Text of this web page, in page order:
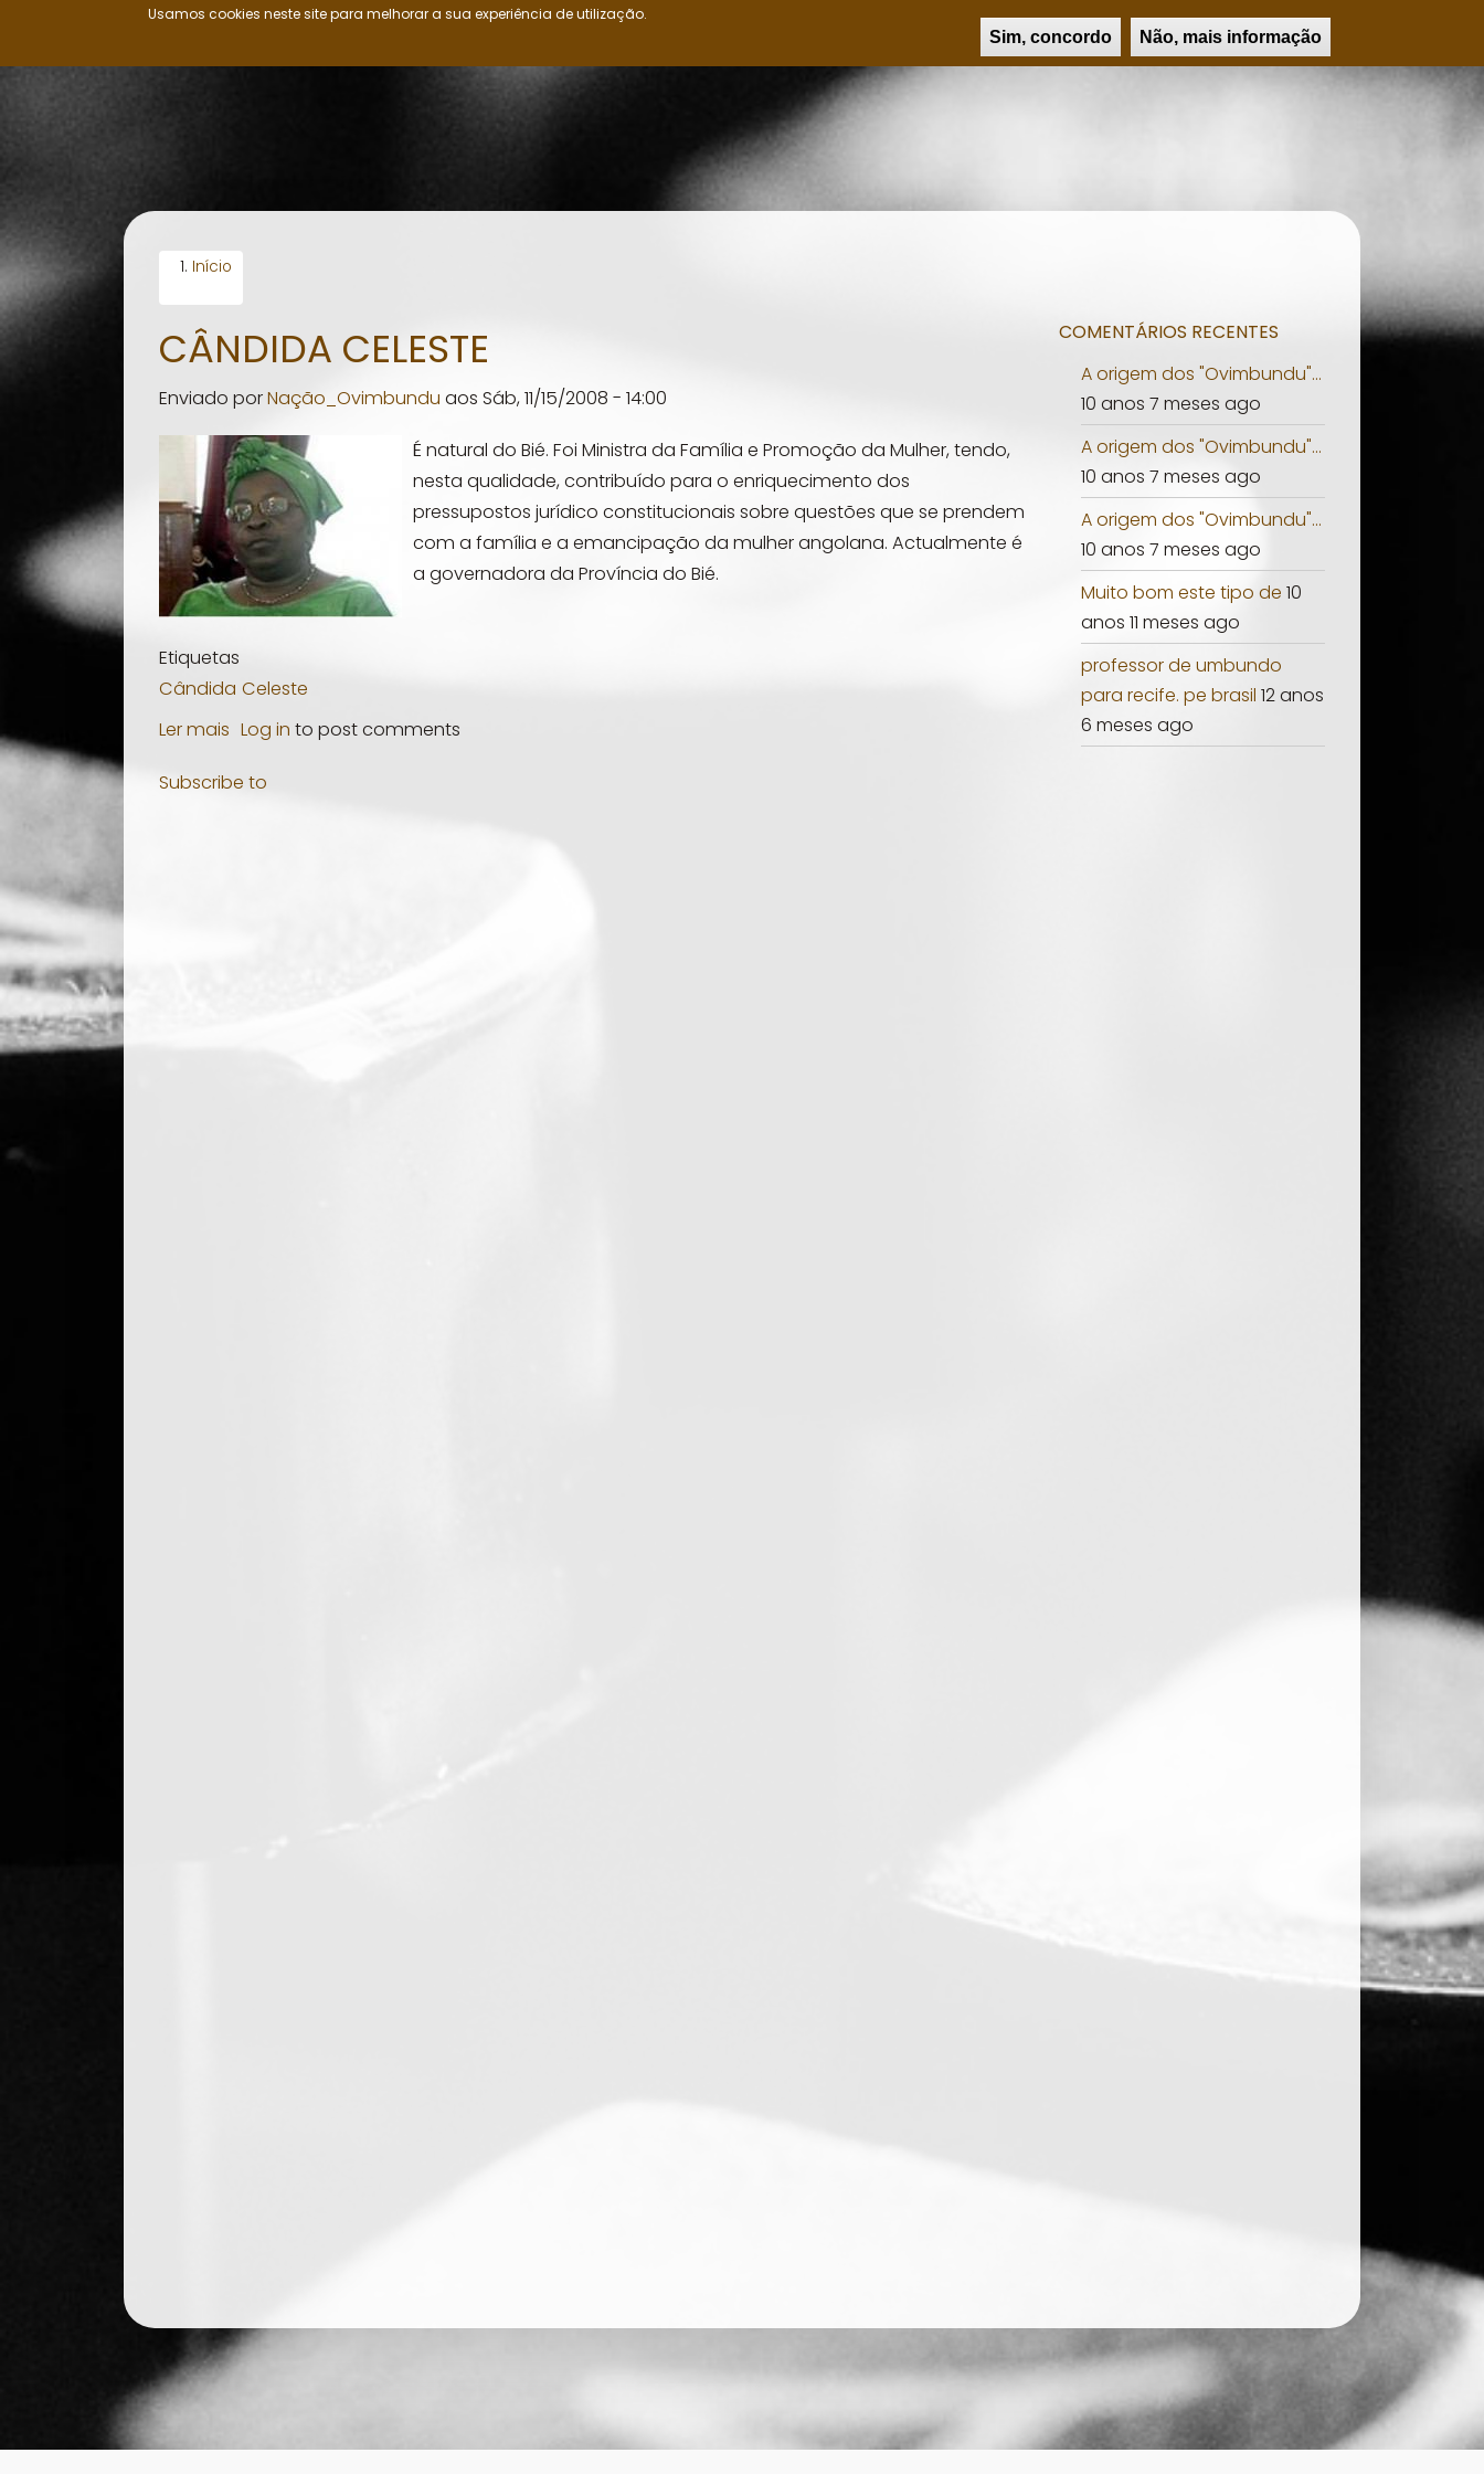
Usamos cookies neste site para melhorar a sua experiência de utilização.
Sim, concordo
Não, mais informação
OS OVIMBUNDU EDUCAÇÃO PSICOLOGIA PERSONALIDADES PESQUISAR
Início
CÂNDIDA CELESTE
Enviado porNação_Ovimbundu aos Sáb, 11/15/2008 - 14:00
É natural do Bié. Foi Ministra da Família e Promoção da Mulher, tendo,
nesta qualidade, contribuído para o enriquecimento dos
pressupostos jurídico constitucionais sobre questões que se prendem
com a família e a emancipação da mulher angolana. Actualmente é
a governadora da Província do Bié.
Etiquetas
Cândida Celeste
Ler mais sobre
Celeste
Log in to post comments
Subscribe to
COMENTÁRIOS RECENTES
A origem dos "Ovimbundu"...
10 anos 7 meses ago
A origem dos "Ovimbundu"...
10 anos 7 meses ago
A origem dos "Ovimbundu"...
10 anos 7 meses ago
Muito bom este tipo de 10
anos 11 meses ago
professor de umbundo
para recife. pe brasil 12 anos
6 meses ago